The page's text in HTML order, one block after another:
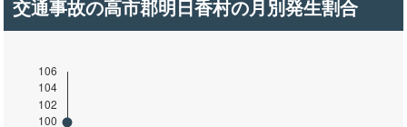
交通事故の高市郡明日香村の月別発生割合